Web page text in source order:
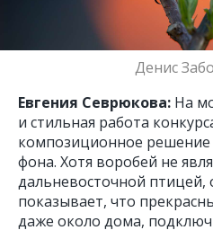
Денис
Евгения Севрюкова: На
и стильная работа
композиционное решение
фона. Хотя воробей не
дальневосточной птицей,
показывает, что
даже около дома,